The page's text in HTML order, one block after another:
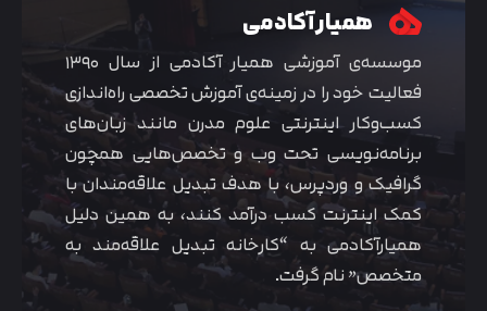
همیار آکادمی
موسسه‌ی آموزشی همیار آکادمی از سال ۱۳۹۰
فعالیت خود را در زمینه‌ی آموزش تخصصی راه‌اندازی
کسب‌و‌کار اینترنتی علوم مدرن مانند زبان‌های
برنامه‌نویسی تحت وب و تخصص‌هایی همچون
گرافیک و وردپرس، با هدف تبدیل علاقه‌مندان با
کمک اینترنت کسب درآمد کنند، به همین دلیل
همیارآکادمی به “کارخانه تبدیل علاقه‌مند به
متخصص” نام گرفت.
متوجه شدم